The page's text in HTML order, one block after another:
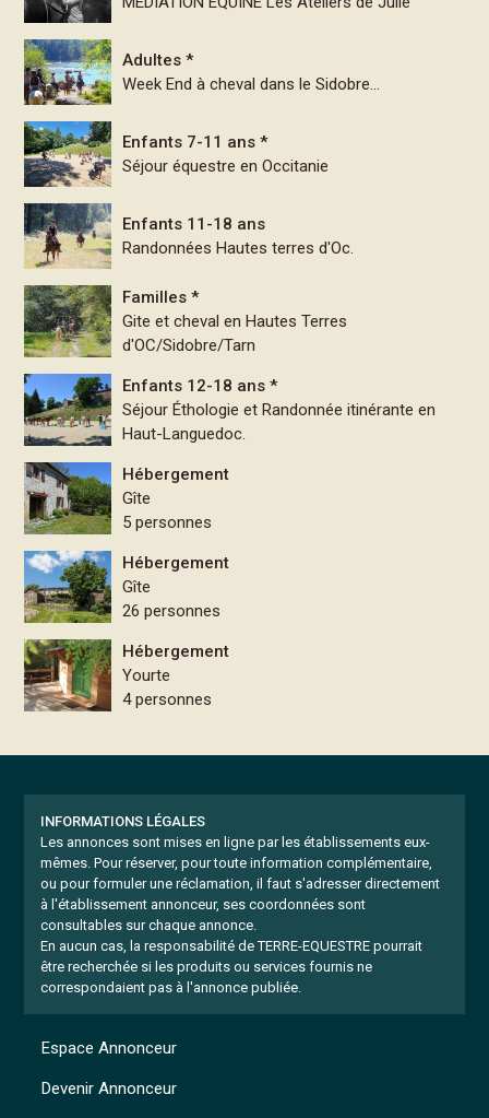
Adultes *
Week End à cheval dans le Sidobre...
Enfants 7-11 ans *
Séjour équestre en Occitanie
Enfants 11-18 ans
Randonnées Hautes terres d'Oc.
Familles *
Gite et cheval en Hautes Terres
d'OC/Sidobre/Tarn
Enfants 12-18 ans *
Séjour Éthologie et Randonnée itinérante en
Haut-Languedoc.
Hébergement
Gîte
5 personnes
Hébergement
Gîte
26 personnes
Hébergement
Yourte
4 personnes
INFORMATIONS LÉGALES
Les annonces sont mises en ligne par les établissements eux-
mêmes. Pour réserver, pour toute information complémentaire,
ou pour formuler une réclamation, il faut s'adresser directement
à l'établissement annonceur, ses coordonnées sont
consultables sur chaque annonce.
En aucun cas, la responsabilité de TERRE-EQUESTRE pourrait
être recherchée si les produits ou services fournis ne
correspondaient pas à l'annonce publiée.
Espace Annonceur
Devenir Annonceur